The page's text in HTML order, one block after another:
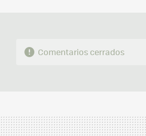
Comentarios cerrados